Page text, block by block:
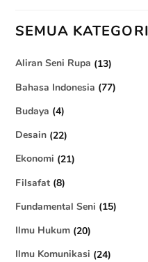
SEMUA KATEGORI
Aliran Seni Rupa (13)
Bahasa Indonesia (77)
Budaya (4)
Desain (22)
Ekonomi (21)
Filsafat (8)
Fundamental Seni (15)
Ilmu Hukum (20)
Ilmu Komunikasi (24)